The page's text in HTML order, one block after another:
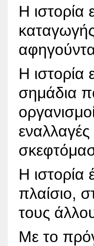
Η ιστορία
Η ιστορία
σημάδια
Η ιστορία
πλαίσιο,
τους
Με το